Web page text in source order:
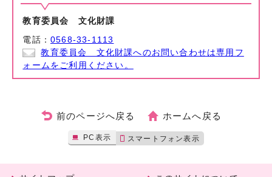
教育委員会 文化財課
電話：0568-33-1113
教育委員会 文化財課へのお問い合わせは専用フ
ォームをご利用ください。
前のページへ戻る ホームへ戻る
PC表示 スマートフォン表示